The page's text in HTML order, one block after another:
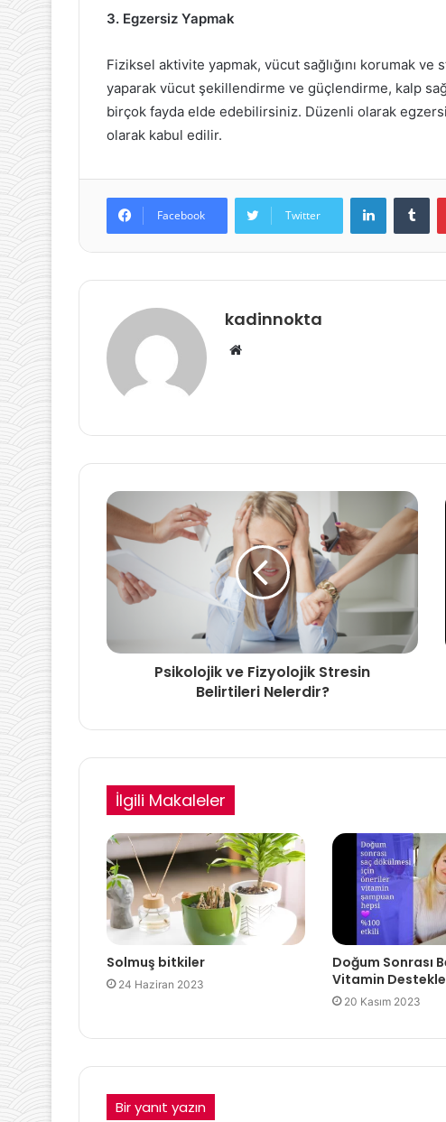
3. Egzersiz Yapmak
Fiziksel aktivite yapmak, vücut sağlığını korumak
yaparak vücut şekillendirme ve güçlendirme, kalp
birçok fayda elde edebilirsiniz. Düzenli olarak
olarak kabul edilir.
Facebook Twitter
LinkedIn
kadinnokta
Web
Psikolojik ve Fizyolojik Stresin
Belirtileri Nelerdir?
İlgili Makaleler
Solmuş bitkiler
24 Haziran 2023
Doğum Sonrası
Vitamin
20 Kasım 2023
Bir yanıt yazın